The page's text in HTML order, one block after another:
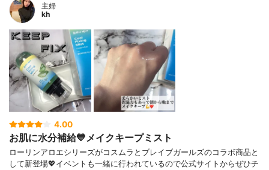
主婦
kh
4.00
お肌に水分補給💙メイクキープミスト
ローリンアロエシリーズがコスムラとブレイブガールズのコラボ商品と
して新登場💖イベントも一緒に行われているので公式サイトからぜひチ